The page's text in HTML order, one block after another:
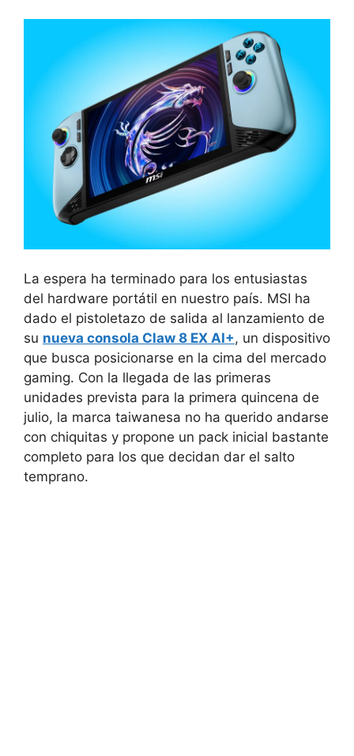
La espera ha terminado para los entusiastas
del hardware portátil en nuestro país. MSI ha
dado el pistoletazo de salida al lanzamiento de
su nueva consola Claw 8 EX AI+, un dispositivo
que busca posicionarse en la cima del mercado
gaming. Con la llegada de las primeras
unidades prevista para la primera quincena de
julio, la marca taiwanesa no ha querido andarse
con chiquitas y propone un pack inicial bastante
completo para los que decidan dar el salto
temprano.